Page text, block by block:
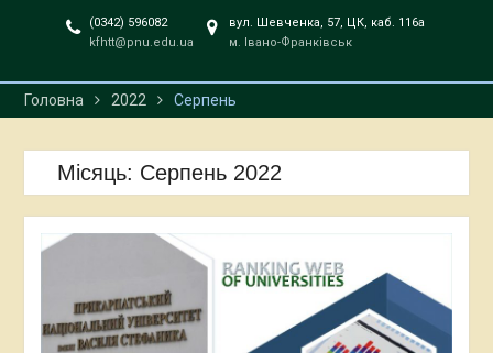
(0342) 596082
kfhtt@pnu.edu.ua
вул. Шевченка, 57, ЦК, каб. 116а
м. Івано-Франківськ
Головна 2022 Серпень
Місяць: Серпень 2022